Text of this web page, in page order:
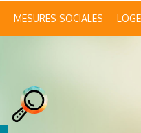
MESURES SOCIALES